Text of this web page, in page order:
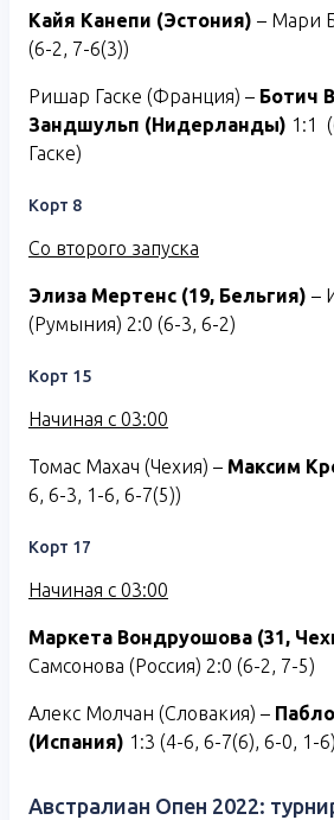
Кайя Канепи (Эстония) – Мари
(6-2, 7-6(3))
Ришар Гаске (Франция) – Ботич
Зандшульп (Нидерланды) 1:1
Гаске)
Корт 8
Со второго запуска
Элиза Мертенс (19, Бельгия) –
(Румыния) 2:0 (6-3, 6-2)
Корт 15
Начиная с 03:00
Томас Махач (Чехия) – Максим
6, 6-3, 1-6, 6-7(5))
Корт 17
Начиная с 03:00
Маркета Вондруошова (31,
Самсонова (Россия) 2:0 (6-2, 7-5)
Алекс Молчан (Словакия) –
(Испания) 1:3 (4-6, 6-7(6), 6-0, 1-6)
Австралиан Опен 2022: